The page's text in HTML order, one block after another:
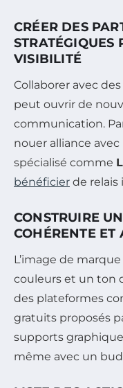
CRÉER DES
STRATÉGIQUES
VISIBILITÉ
Collaborer avec
peut ouvrir de
communication.
nouer alliance
spécialisé comme
bénéficier de relais
CONSTRUIRE
COHÉRENTE ET
L’image de
couleurs et un ton
des plateformes
gratuits proposés
supports
même avec un